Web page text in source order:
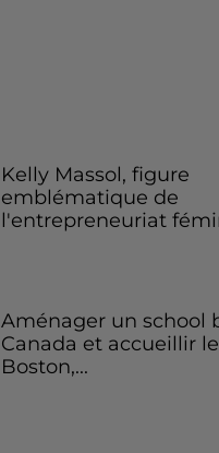
Kelly Massol, figure
emblématique de
l'entrepreneuriat
Aménager un school
Canada et accueillir
Boston,...